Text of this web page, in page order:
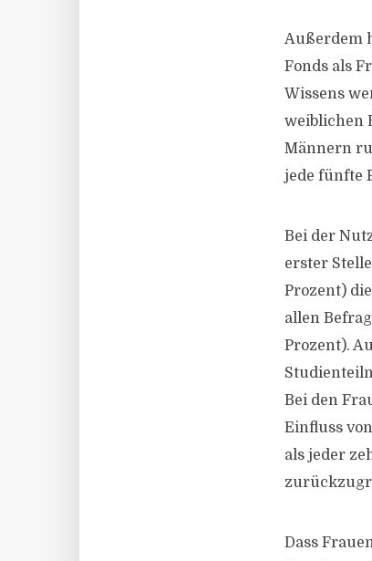
Außerdem
Fonds als
Wissens
weiblichen
Männern
jede fünfte
Bei der
erster
Prozent)
allen
Prozent).
Bei den
Einfluss
als jeder
Dass